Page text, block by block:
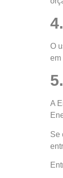
O
em
A
Se